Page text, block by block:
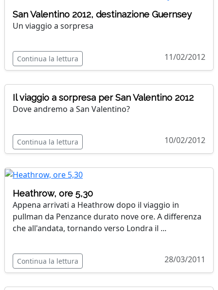
San Valentino 2012, destinazione Guernsey
Un viaggio a sorpresa
Continua la lettura 11/02/2012
Il viaggio a sorpresa per San Valentino 2012
Dove andremo a San Valentino?
Continua la lettura 10/02/2012
Heathrow, ore 5,30
Appena arrivati a Heathrow dopo il viaggio in
pullman da Penzance durato nove ore. A differenza
che all'andata, tornando verso Londra il ...
Continua la lettura 28/03/2011